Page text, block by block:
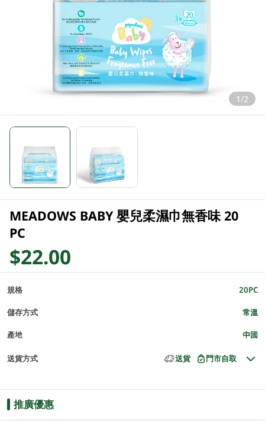
1/2
MEADOWS BABY 嬰兒柔濕巾無香味 20
PC
$22.00
規格 20PC
儲存方式 常溫
產地 中國
送貨方式 送貨 門市自取
推廣優惠